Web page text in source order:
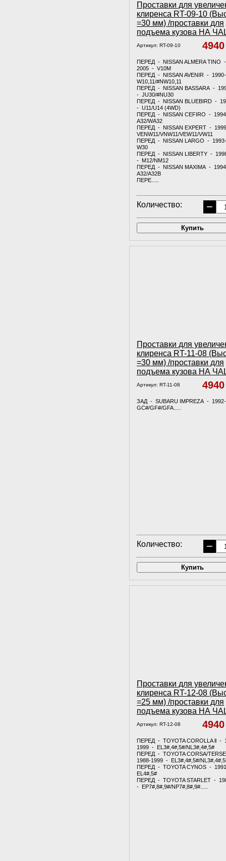
Проставки для
клиренса RT-09-10
=30 мм) /проставки для
подъема кузова НА
Артикул: RT-09-10
ПЕРЕД - NISSAN ALMERA TINO
2005 - V10M
ПЕРЕД - NISSAN AVENIR -
W10,11/#NW10,11
ПЕРЕД - NISSAN BASSARA -
- JU30/#NU30
ПЕРЕД - NISSAN BLUEBIRD -
- U11/U14 (4WD)
ПЕРЕД - NISSAN CEFIRO -
A32/WA32
ПЕРЕД - NISSAN EXPERT -
VENW11/VNW11/VEW11/VW11
ПЕРЕД - NISSAN LARGO -
W30
ПЕРЕД - NISSAN LIBERTY -
- M12/NM12
ПЕРЕД - NISSAN MAXIMA -
A32/A32B
ПЕРЕ.....
Количество: −
Купить
Проставки для
клиренса RT-11-08
=30 мм) /проставки для
подъема кузова НА
Артикул: RT-11-08
ЗАД - SUBARU IMPREZA -
GC#/GF#/GFA.....
Количество: −
Купить
Проставки для
клиренса RT-12-08
=25 мм) /проставки для
подъема кузова НА
Артикул: RT-12-08
ПЕРЕД - TOYOTA COROLLA ll -
1999 - EL3#,4#,5#/NL3#,4#,5#
ПЕРЕД - TOYOTA CORSA/
1988-1999 - EL3#,4#,5#/
ПЕРЕД - TOYOTA CYNOS -
EL4#,5#
ПЕРЕД - TOYOTA STARLET -
- EP7#,8#,9#/NP7#,8#,9#.....